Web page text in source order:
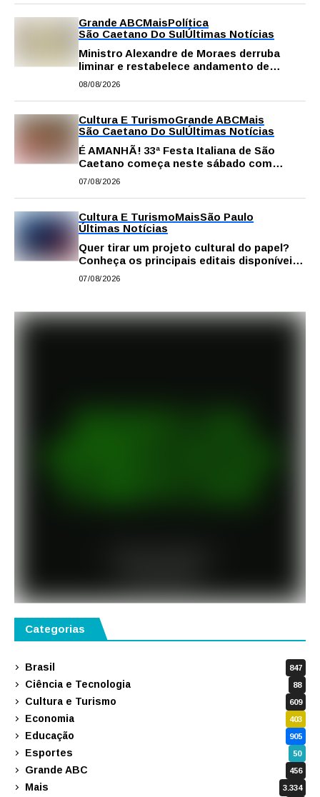
Grande ABCMaisPolítica
São Caetano Do SulÚltimas Notícias
Ministro Alexandre de Moraes derruba
liminar e restabelece andamento de
comissão processante contra vereador
08/08/2026
Cultura E TurismoGrande ABCMais
São Caetano Do SulÚltimas Notícias
É AMANHÃ! 33ª Festa Italiana de São
Caetano começa neste sábado com
gastronomia, música e solidariedade
07/08/2026
Cultura E TurismoMaisSão Paulo
Últimas Notícias
Quer tirar um projeto cultural do papel?
Conheça os principais editais disponíveis
em São Paulo
07/08/2026
Categorias
Brasil 847
Ciência e Tecnologia 88
Cultura e Turismo 609
Economia 403
Educação 905
Esportes 50
Grande ABC 456
Mais 3.334